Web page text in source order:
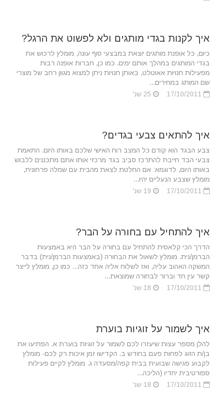
איך לקנות בגדי מותגים ולא לפשוט את הרגל?
כיום, כל אופנת מותגים יוצאת במבצעי סוף עונה, מומלץ לרכוש את
בגדי המותגים במהלך אותם ימים. כמו כן, חברות אופנה רבות
מפעילות חנויות אאוטלט, באותן חנויות ניתן למצוא מגוון רחב של מוצרי
שם המותג במחירים...
איך להתאים צבעי בגדים?
צבע הבגד הוא קודם כל המצב רוח האישי שלכם באותו היום. התאמת
צבעי הבד חייבת להתרכז סביב בגד מרכזי אותו אתם מתכננים ללבוש
באותו היום, לדוגמא: אם החלטת לצאת מהבית עם שמלה פרחונית,
מומלץ שצבע הנעליים יהיו...
איך להתחיל עם בחורה על הבר?
הדרך הכי קלאסית להתחיל עם בחורה על הבר היא באמצעות
הברמן/נית. מומלץ לשאול את הבחורה (באמצעות הברמן/נית) בדבר
המשקה האהוב עליה, ואז לשלוח אליה אחד כזה... כמו כן, מומלץ לייצר
קשר עין חד וברור לבחורה שמוצאת...
איך לשמור על זוגיות בוערת
להלן מספר עצות שיעזרו לכם לשמור על זוגיות בוערת א. הפתיעו את
בן/ת הזוג לפחות פעם בחודש ב. הקדישו זמן איכות רק לכם- מומלץ
לקבוע פגישה שבועית בבית קפה/מסעדה ג. מומלץ לקיים פעילות
ספורטיבית יחדיו (הליכה...